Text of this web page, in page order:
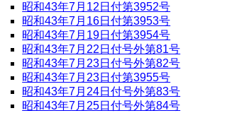
昭和43年7月12日付第3952号
昭和43年7月16日付第3953号
昭和43年7月19日付第3954号
昭和43年7月22日付号外第81号
昭和43年7月23日付号外第82号
昭和43年7月23日付第3955号
昭和43年7月24日付号外第83号
昭和43年7月25日付号外第84号